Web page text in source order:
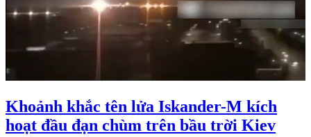
Khoảnh khắc tên lửa Iskander-M kích
hoạt đầu đạn chùm trên bầu trời Kiev